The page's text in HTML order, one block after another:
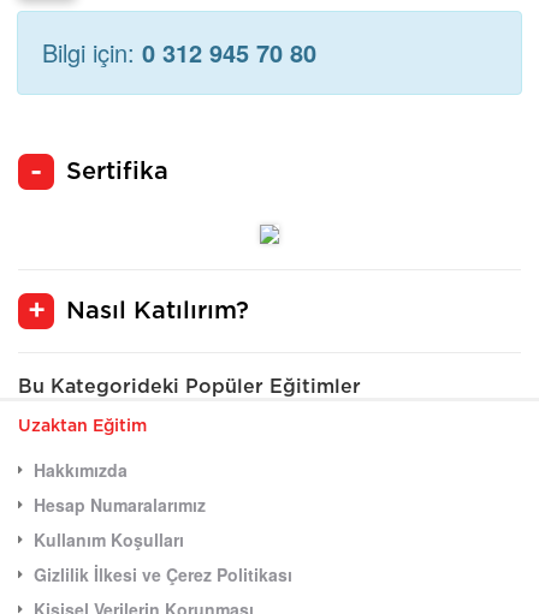
Bilgi için: 0 312 945 70 80
Sertifika
Nasıl Katılırım?
Bu Kategorideki Popüler Eğitimler
Uzaktan Eğitim
Hakkımızda
Hesap Numaralarımız
Kullanım Koşulları
Gizlilik İlkesi ve Çerez Politikası
Kişisel Verilerin Korunması